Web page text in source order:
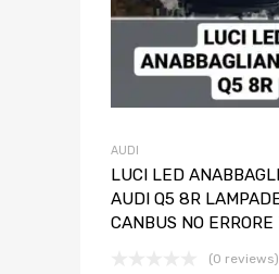
AUDI
LUCI LED
AUDI Q5 8R
CANBUS NO ERRORE
(0 reviews)